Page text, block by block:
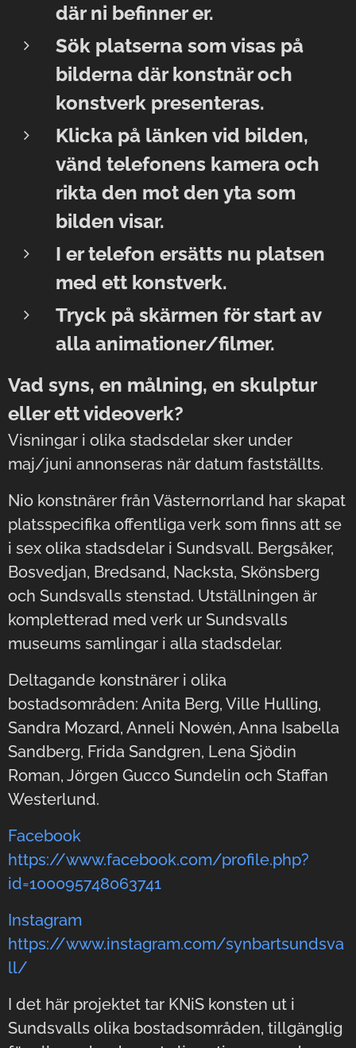
där ni befinner er.
Sök platserna som visas på
bilderna där konstnär och
konstverk presenteras.
Klicka på länken vid bilden,
vänd telefonens kamera och
rikta den mot den yta som
bilden visar.
I er telefon ersätts nu platsen
med ett konstverk.
Tryck på skärmen för start av
alla animationer/filmer.
Vad syns, en målning, en skulptur
eller ett videoverk?
Visningar i olika stadsdelar sker under
maj/juni annonseras när datum fastställts.
Nio konstnärer från Västernorrland har skapat
platsspecifika offentliga verk som finns att se
i sex olika stadsdelar i Sundsvall. Bergsåker,
Bosvedjan, Bredsand, Nacksta, Skönsberg
och Sundsvalls stenstad. Utställningen är
kompletterad med verk ur Sundsvalls
museums samlingar i alla stadsdelar.
Deltagande konstnärer i olika
bostadsområden: Anita Berg, Ville Hulling,
Sandra Mozard, Anneli Nowén, Anna Isabella
Sandberg, Frida Sandgren, Lena Sjödin
Roman, Jörgen Gucco Sundelin och Staffan
Westerlund.
Facebook
https://www.facebook.com/profile.php?
id=100095748063741
Instagram
https://www.instagram.com/synbartsundsva
ll/
I det här projektet tar KNiS konsten ut i
Sundsvalls olika bostadsområden, tillgänglig